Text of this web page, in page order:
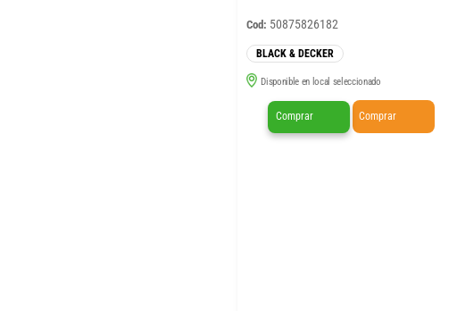
Cod: 50875826182
BLACK & DECKER
Disponible en local seleccionado
Comprar Comprar